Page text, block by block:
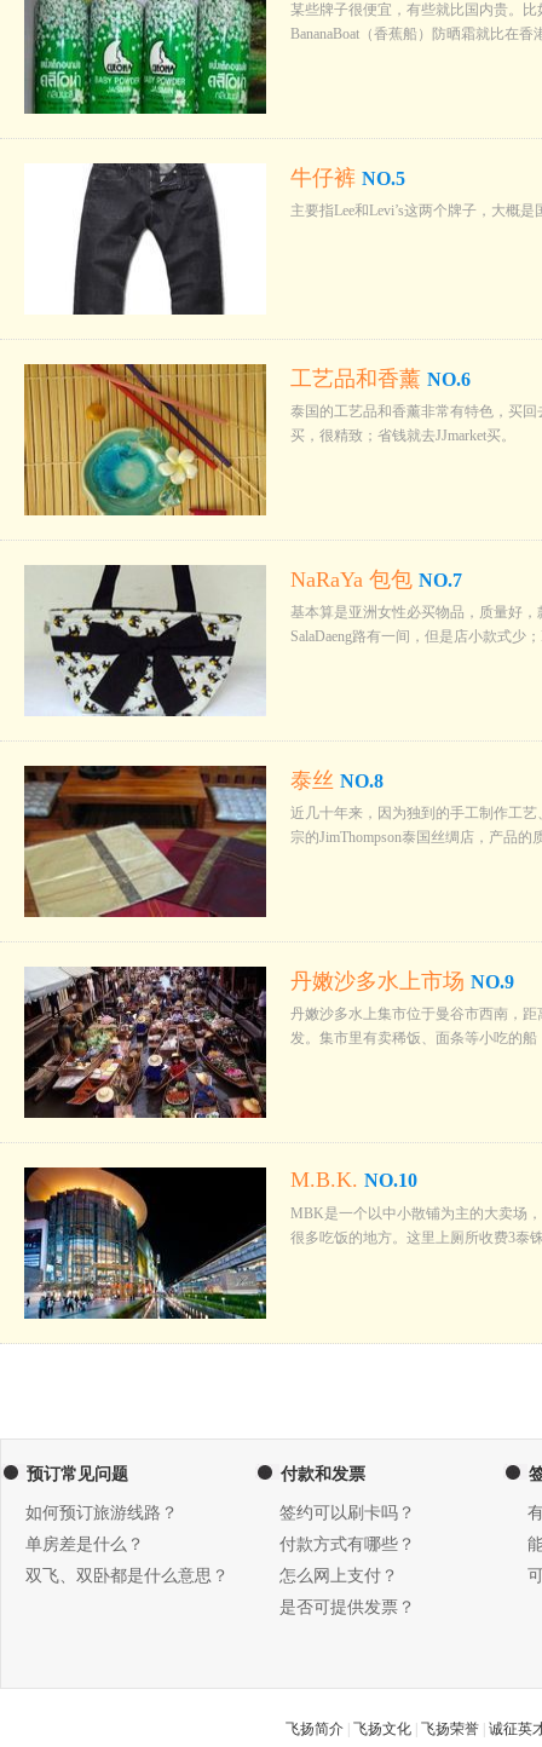
某些牌子很便宜，有些就比国内贵。
BananaBoat（香蕉船）防晒霜就比在
牛仔裤 NO.5
主要指Lee和Levi’s这两个牌子，大概
工艺品和香薰 NO.6
泰国的工艺品和香薰非常有特色，买
买，很精致；省钱就去JJmarket买。
NaRaYa 包包 NO.7
基本算是亚洲女性必买物品，质量好
SalaDaeng路有一间，但是店小款式少
泰丝 NO.8
近几十年来，因为独到的手工制作工
宗的JimThompson泰国丝绸店，产品
丹嫩沙多水上市场 NO.9
丹嫩沙多水上集市位于曼谷市西南，
发。集市里有卖稀饭、面条等小吃的
M.B.K. NO.10
MBK是一个以中小散铺为主的大卖场
很多吃饭的地方。这里上厕所收费3泰
预订常见问题
如何预订旅游线路？
单房差是什么？
双飞、双卧都是什么意思？
付款和发票
签约可以刷卡吗？
付款方式有哪些？
怎么网上支付？
是否可提供发票？
飞扬简介 飞扬文化 飞扬荣誉 诚征英